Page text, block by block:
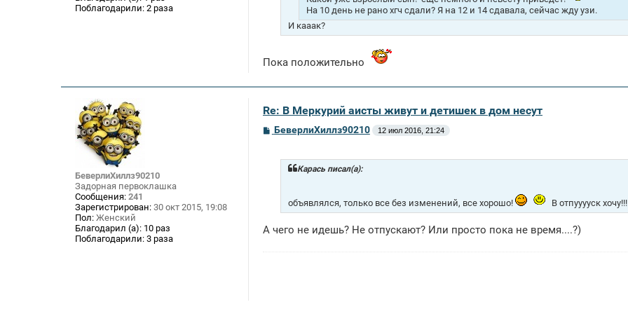
Поблагодарили: 2 раза
На 10 день не рано хгч сдали? Я на 12 и 14 сдавала, сейчас жду узи.
И кааак?
Пока положительно
БеверлиХиллз90210
Задорная первоклашка
Сообщения: 241
Зарегистрирован: 30 окт 2015, 19:08
Пол: Женский
Благодарил (а): 10 раз
Поблагодарили: 3 раза
Re: В Меркурий аисты живут и детишек в дом несут
СБеверлиХиллз90210 12 июл 2016, 21:24
Карась писал(а):
объявлялся, только все без изменений, все хорошо! В отпууууск
А чего не идешь? Не отпускают? Или просто пока не время....?)